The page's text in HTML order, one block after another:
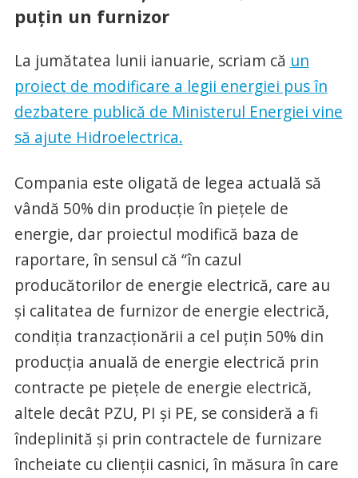
puțin un furnizor
La jumătatea lunii ianuarie, scriam că un
proiect de modificare a legii energiei pus în
dezbatere publică de Ministerul Energiei vine
să ajute Hidroelectrica.
Compania este oligată de legea actuală să
vândă 50% din producție în piețele de
energie, dar proiectul modifică baza de
raportare, în sensul că “în cazul
producătorilor de energie electrică, care au
și calitatea de furnizor de energie electrică,
condiția tranzacționării a cel puțin 50% din
producția anuală de energie electrică prin
contracte pe piețele de energie electrică,
altele decât PZU, PI și PE, se consideră a fi
îndeplinită și prin contractele de furnizare
încheiate cu clienții casnici, în măsura în care